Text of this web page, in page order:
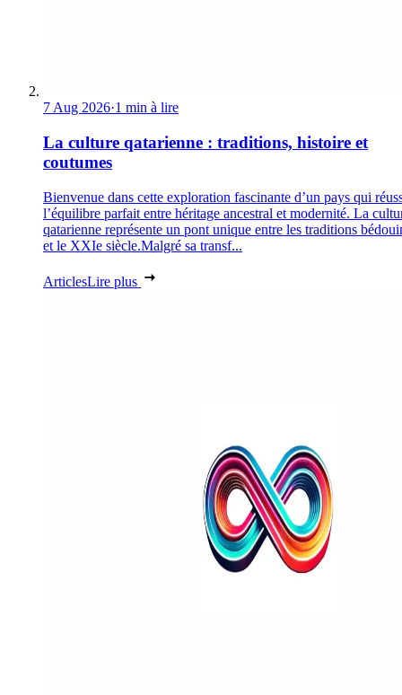
7 Aug 2026·1 min à lire
La culture qatarienne : traditions, histoire et
coutumes
Bienvenue dans cette exploration fascinante d’un pays qui
l’équilibre parfait entre héritage ancestral et modernité. La
qatarienne représente un pont unique entre les traditions
et le XXIe siècle.Malgré sa transf...
ArticlesLire plus